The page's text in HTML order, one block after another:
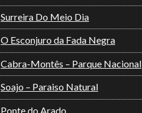
Surreira Do Meio Dia
O Esconjuro da Fada Negra
Cabra-Montês – Parque Nacional
Soajo – Paraiso Natural
Ponte do Arado